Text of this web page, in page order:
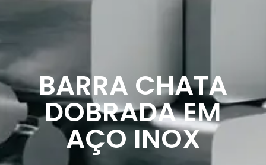
BARRA CHATA
DOBRADA EM
AÇO INOX